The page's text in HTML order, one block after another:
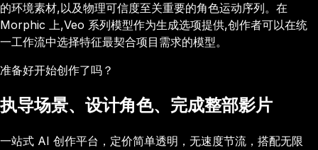
的环境素材,以及物理可信度至关重要的角色运动序列。在
Morphic 上,Veo 系列模型作为生成选项提供,创作者可以在统
一工作流中选择特征最契合项目需求的模型。
准备好开始创作了吗？
执导场景、设计角色、完成整部影片
一站式 AI 创作平台，定价简单透明，无速度节流，搭配无限